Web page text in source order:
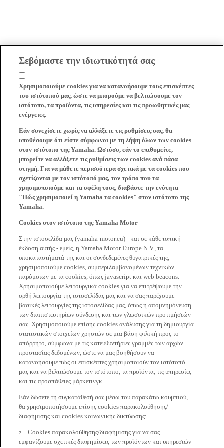
Σεβόμαστε την ιδιωτικότητά σας
Χρησιμοποιούμε cookies για να κατανοήσουμε τους επισκέπτες
του ιστότοπού μας, ώστε να μπορούμε να βελτιώσουμε τον
ιστότοπο, τα προϊόντα, τις υπηρεσίες και τις προωθητικές μας
ενέργειες.
Εάν συνεχίσετε χωρίς να αλλάξετε τις ρυθμίσεις σας, θα
υποθέσουμε ότι είστε σύμφωνοι με τη λήψη όλων των cookies
στον ιστότοπο της Yamaha. Ωστόσο, εάν το επιθυμείτε,
μπορείτε να αλλάξετε τις ρυθμίσεις των cookies ανά πάσα
στιγμή. Για να μάθετε περισσότερα σχετικά με τα cookies που
σχετίζονται με τον ιστότοπό μας, τον τρόπο που τα
χρησιμοποιούμε και τα οφέλη τους, διαβάστε την ενότητα
"Πώς χρησιμοποιεί η Yamaha τα cookies" στον ιστότοπο της
Yamaha.
Cookies στον ιστότοπο της Yamaha Motor
Στην ιστοσελίδα μας (yamaha-motor.eu) - και σε κάθε τοπική
έκδοση αυτής - εμείς, η Yamaha Motor Europe N.V., τα
υποκαταστήματά της και οι συνδεδεμένες θυγατρικές της,
χρησιμοποιούμε cookies, συμπεριλαμβανομένων τεχνικών
παρόμοιων με τα cookies, όπως javascript και web beacons.
Χρησιμοποιούμε λειτουργικά cookies για να επιτρέψουμε την
ορθή λειτουργία της ιστοσελίδας μας και να σας παρέχουμε
βασικές λειτουργίες της ιστοσελίδας μας, όπως η απομνημόνευση
των διαπιστευτηρίων σύνδεσης και των γλωσσικών προτιμήσεών
σας. Χρησιμοποιούμε επίσης cookies ανάλυσης για τη δημιουργία
στατιστικών στοιχείων χρηστών σε μια βάση φιλική προς το
απόρρητο, σύμφωνα με τις κατευθυντήριες γραμμές των αρχών
προστασίας δεδομένων, ώστε να μας βοηθήσουν να
κατανοήσουμε πώς οι επισκέπτες χρησιμοποιούν τον ιστότοπό
μας και να βελτιώσουμε τον ιστότοπο, τα προϊόντα, τις υπηρεσίες
και τις προσπάθειες μάρκετινγκ.
Εάν δώσετε τη συγκατάθεσή σας μέσω του παρακάτω κουμπιού,
θα χρησιμοποιήσουμε επίσης cookies παρακολούθησης/
διαφήμισης και cookies κοινωνικής δικτύωσης:
Cookies παρακολούθησης/διαφήμισης για να σας
εμφανίζουμε σχετικές διαφημίσεις των προϊόντων και υπηρεσιών